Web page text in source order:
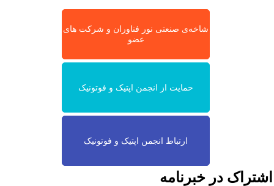
شاخه‌ی صنعتی نور فناوران و شرکت های
عضو
حمایت از انجمن اپتیک و فوتونیک
ارتباط انجمن اپتیک و فوتونیک
در خبرنامه